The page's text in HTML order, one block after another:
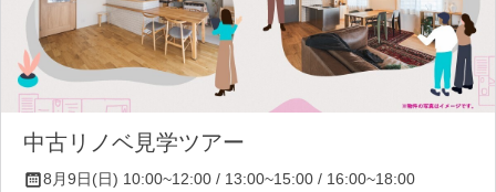
中古リノベ見学ツアー
8月9日(日) 10:00~12:00 / 13:00~15:00 / 16:00~18:00